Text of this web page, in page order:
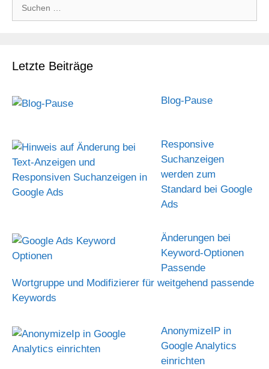
Letzte Beiträge
Blog-Pause
Responsive
Suchanzeigen
werden zum
Standard bei Google
Ads
Änderungen bei
Keyword-Optionen
Passende
Wortgruppe und Modifizierer für weitgehend passende
Keywords
AnonymizeIP in
Google Analytics
einrichten